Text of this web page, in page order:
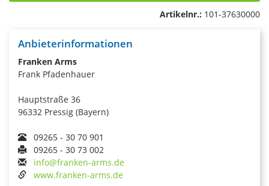
Artikelnr.: 101-37630000
Anbieterinformationen
Franken Arms
Frank Pfadenhauer
Hauptstraße 36
96332 Pressig (Bayern)
09265 - 30 70 901
09265 - 30 73 002
info@franken-arms.de
www.franken-arms.de